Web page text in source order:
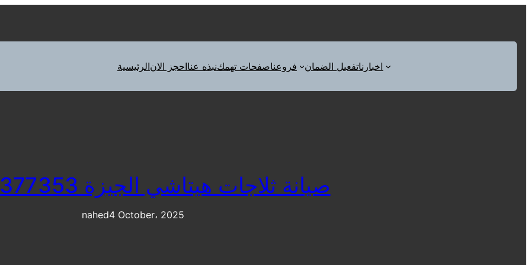
الرئيسيةاحجز الاننبذه عناصفحات تهمكفروعنا تفعيل الضماناخبارنا
صيانة ثلاجات هيتاشي الجيزة 01283377353
nahed4 October، 2025